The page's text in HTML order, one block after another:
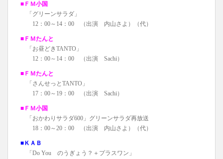
■ＦＭ小国
「グリーンサラダ」
12：00～14：00 （出演 内山さよ）（代）
■ＦＭたんと
「お昼どきTANTO」
12：00～14：00 （出演 Sachi）
■ＦＭたんと
「さんせっとTANTO」
17：00～19：00 （出演 Sachi）
■ＦＭ小国
「おかわりサラダ600」グリーンサラダ再放送
18：00～20：00 （出演 内山さよ）（代）
■ＫＡＢ
「Do You のうぎょう？＋プラスワン」